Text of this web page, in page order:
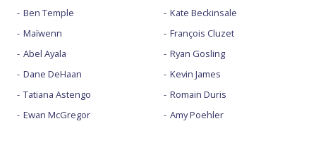
Ben Temple
Maïwenn
Abel Ayala
Dane DeHaan
Tatiana Astengo
Ewan McGregor
Kate Beckinsale
François Cluzet
Ryan Gosling
Kevin James
Romain Duris
Amy Poehler